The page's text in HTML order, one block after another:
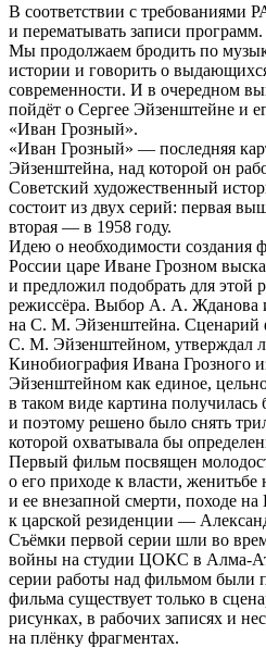
В соответствии с требованиями
и перематывать записи программ.
Мы продолжаем бродить по
истории и говорить о
современности. И в очередном
пойдёт о Сергее Эйзенштейне и
«Иван Грозный».
«Иван Грозный» — последняя
Эйзенштейна, над которой он
Советский художественный
состоит из двух серий: первая
вторая — в 1958 году.
Идею о необходимости создания
России царе Иване Грозном
и предложил подобрать для этой
режиссёра. Выбор А. А. Жданова
на С. М. Эйзенштейна. Сценарий
С. М. Эйзенштейном, утверждал
Кинобиография Ивана Грозного
Эйзенштейном как единое,
в таком виде картина
и поэтому решено было снять
которой охватывала бы
Первый фильм посвящен
о его приходе к власти, женитьбе
и ее внезапной смерти, походе на
к царской резиденции —
Съёмки первой серии шли во
войны на студии ЦОКС в Алма-
серии работы над фильмом были
фильма существует только в
рисунках, в рабочих записях и
на плёнку фрагментах.